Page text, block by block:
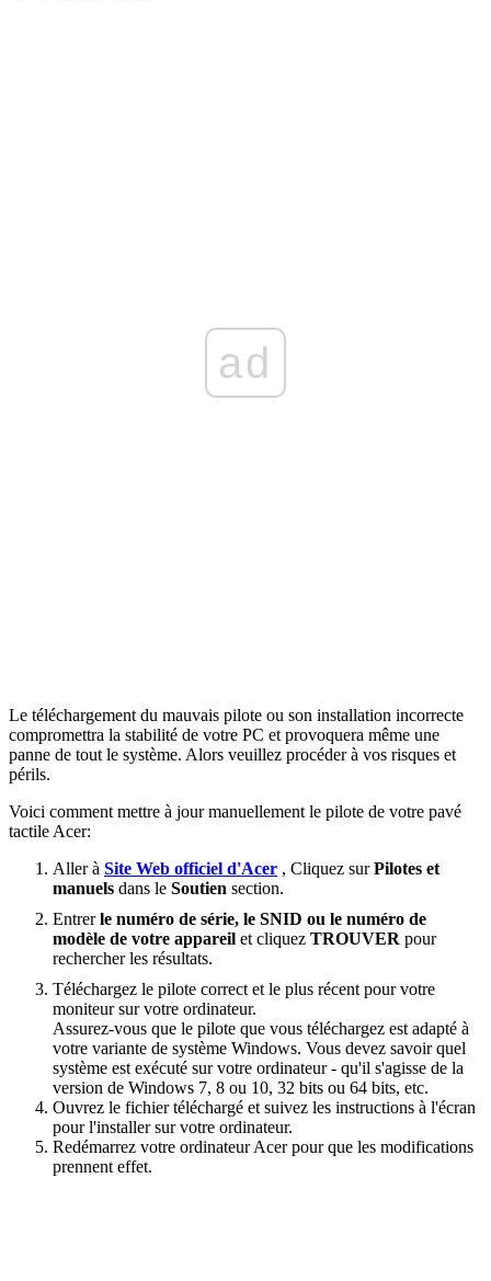
ad
Le téléchargement du mauvais pilote ou son installation incorrecte
compromettra la stabilité de votre PC et provoquera même une
panne de tout le système. Alors veuillez procéder à vos risques et
périls.
Voici comment mettre à jour manuellement le pilote de votre pavé
tactile Acer:
Aller à Site Web officiel d'Acer , Cliquez surPilotes et
manuels dans le Soutien section.
Entrerle numéro de série, le SNID ou le numéro de
modèle de votre appareil et cliquez TROUVER pour
rechercher les résultats.
Téléchargez le pilote correct et le plus récent pour votre
moniteur sur votre ordinateur.
Assurez-vous que le pilote que vous téléchargez est adapté à
votre variante de système Windows. Vous devez savoir quel
système est exécuté sur votre ordinateur - qu'il s'agisse de la
version de Windows 7, 8 ou 10, 32 bits ou 64 bits, etc.
Ouvrez le fichier téléchargé et suivez les instructions à l'écran
pour l'installer sur votre ordinateur.
Redémarrez votre ordinateur Acer pour que les modifications
prennent effet.